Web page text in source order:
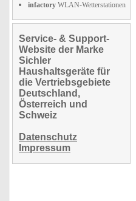
infactory WLAN-Wetterstationen
Service- & Support-
Website der Marke
Sichler
Haushaltsgeräte für
die Vertriebsgebiete
Deutschland,
Österreich und
Schweiz
Datenschutz
Impressum